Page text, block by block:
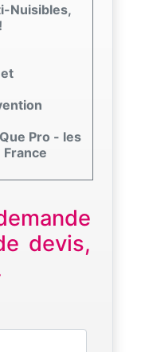
Nuisibles,
Pro - les
devis,